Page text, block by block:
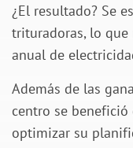
¿El resultado? Se
trituradoras, lo que
anual de
Además de las
centro se
optimizar su